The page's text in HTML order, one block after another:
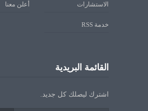
الاستشارات أعلن معنا
خدمة RSS
القائمة البريدية
اشترك ليصلك كل جديد.